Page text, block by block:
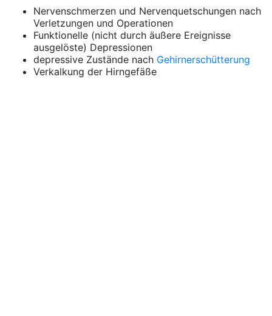
Nervenschmerzen und Nervenquetschungen nach
Verletzungen und Operationen
Funktionelle (nicht durch äußere Ereignisse
ausgelöste) Depressionen
depressive Zustände nach Gehirnerschütterung
Verkalkung der Hirngefäße